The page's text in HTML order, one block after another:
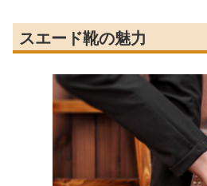
スエード靴の魅力